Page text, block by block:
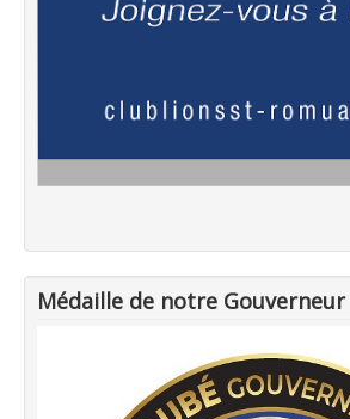
Médaille de notre Gouverneur